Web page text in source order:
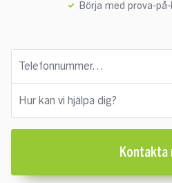
Börja med prova-
Telefonnummer…
Hur kan vi hjälpa dig?
Kontakta